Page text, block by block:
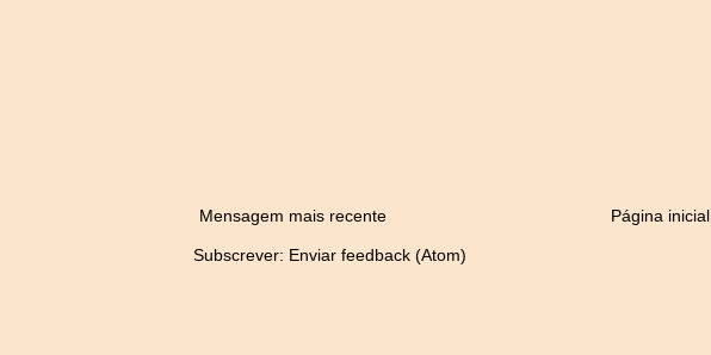
Mensagem mais recente Página inicial
Subscrever: Enviar feedback (Atom)